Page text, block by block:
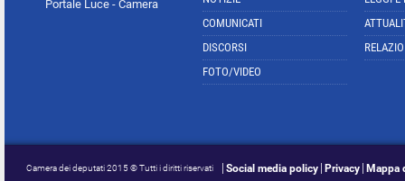
Portale Luce - Camera
COMUNICATI
DISCORSI
FOTO/VIDEO
Camera dei deputati 2015 © Tutti i diritti riservati Social media policy Privacy Mappa